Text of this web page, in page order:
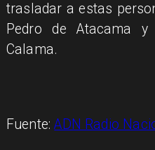
trasladar a estas
Pedro de Atacama
Calama.
Fuente:ADN Radio